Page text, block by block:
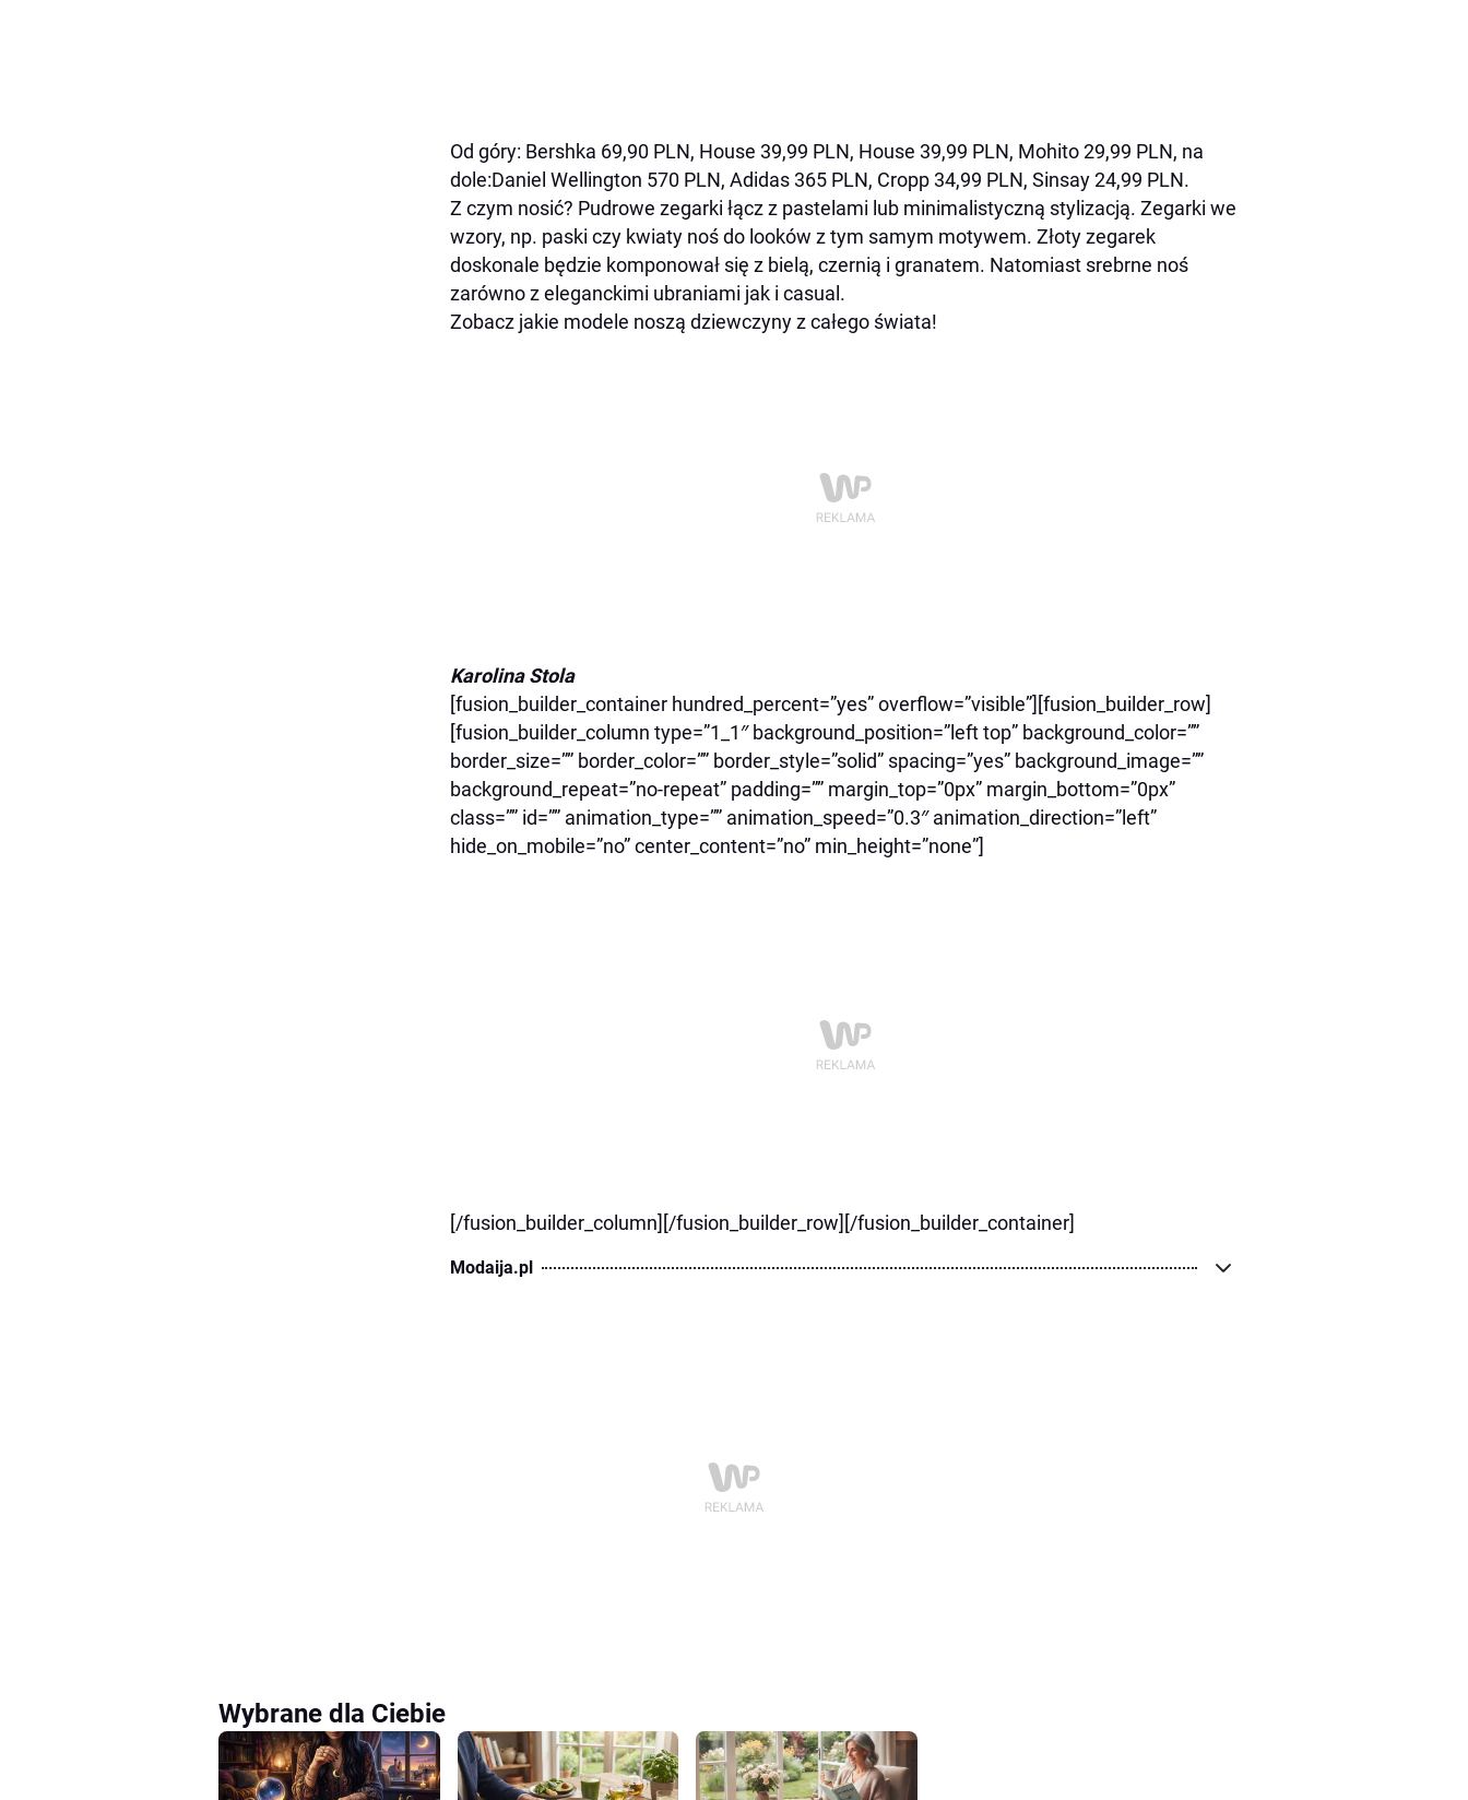
Od góry: Bershka 69,90 PLN, House 39,99 PLN, House 39,99 PLN, Mohito 29,99 PLN, na
dole:Daniel Wellington 570 PLN, Adidas 365 PLN, Cropp 34,99 PLN, Sinsay 24,99 PLN.
Z czym nosić? Pudrowe zegarki łącz z pastelami lub minimalistyczną stylizacją. Zegarki we
wzory, np. paski czy kwiaty noś do looków z tym samym motywem. Złoty zegarek
doskonale będzie komponował się z bielą, czernią i granatem. Natomiast srebrne noś
zarówno z eleganckimi ubraniami jak i casual.
Zobacz jakie modele noszą dziewczyny z całego świata!
Karolina Stola
[fusion_builder_container hundred_percent=”yes” overflow=”visible”][fusion_builder_row]
[fusion_builder_column type=”1_1″ background_position=”left top” background_color=””
border_size=”” border_color=”” border_style=”solid” spacing=”yes” background_image=””
background_repeat=”no-repeat” padding=”” margin_top=”0px” margin_bottom=”0px”
class=”” id=”” animation_type=”” animation_speed=”0.3″ animation_direction=”left”
hide_on_mobile=”no” center_content=”no” min_height=”none”]
[/fusion_builder_column][/fusion_builder_row][/fusion_builder_container]
Modaija.pl
Wybrane dla Ciebie